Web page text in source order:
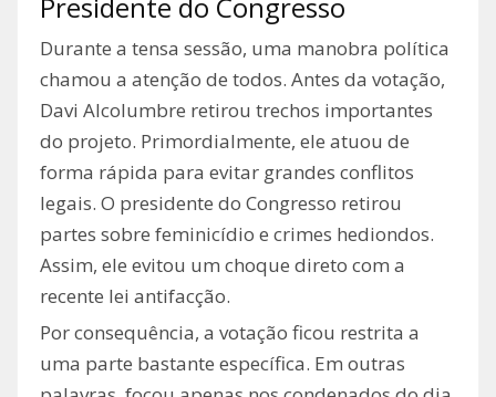
Presidente do Congresso
Durante a tensa sessão, uma manobra política
chamou a atenção de todos. Antes da votação,
Davi Alcolumbre retirou trechos importantes
do projeto. Primordialmente, ele atuou de
forma rápida para evitar grandes conflitos
legais. O presidente do Congresso retirou
partes sobre feminicídio e crimes hediondos.
Assim, ele evitou um choque direto com a
recente lei antifacção.
Por consequência, a votação ficou restrita a
uma parte bastante específica. Em outras